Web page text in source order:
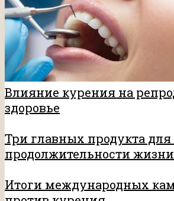
Влияние курения на
здоровье
Три главных продукта
продолжительности жизни
Итоги международных